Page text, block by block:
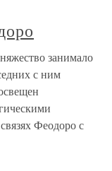
занимало
с ним
Феодоро с